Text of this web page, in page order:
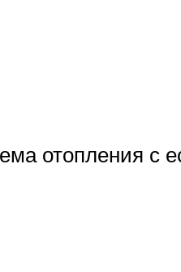
отопления с